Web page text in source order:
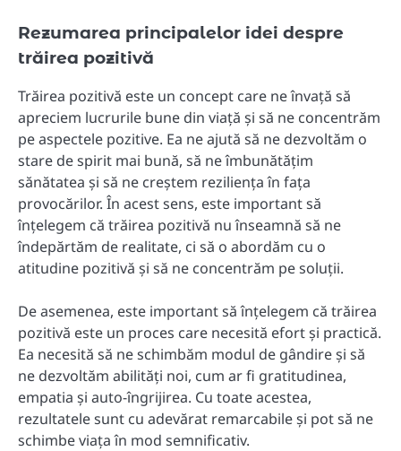
Rezumarea principalelor idei despre
trăirea pozitivă
Trăirea pozitivă este un concept care ne învață să
apreciem lucrurile bune din viață și să ne concentrăm
pe aspectele pozitive. Ea ne ajută să ne dezvoltăm o
stare de spirit mai bună, să ne îmbunătățim
sănătatea și să ne creștem reziliența în fața
provocărilor. În acest sens, este important să
înțelegem că trăirea pozitivă nu înseamnă să ne
îndepărtăm de realitate, ci să o abordăm cu o
atitudine pozitivă și să ne concentrăm pe soluții.
De asemenea, este important să înțelegem că trăirea
pozitivă este un proces care necesită efort și practică.
Ea necesită să ne schimbăm modul de gândire și să
ne dezvoltăm abilități noi, cum ar fi gratitudinea,
empatia și auto-îngrijirea. Cu toate acestea,
rezultatele sunt cu adevărat remarcabile și pot să ne
schimbe viața în mod semnificativ.